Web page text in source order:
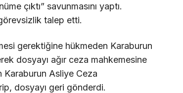
çıktı” savunmasını yaptı.
talep etti.
gerektiğine hükmeden Karaburun
dosyayı ağır ceza mahkemesine
Karaburun Asliye Ceza
dosyayı geri gönderdi.